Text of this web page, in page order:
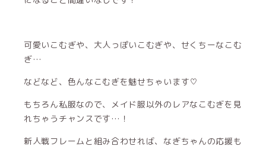
可愛いこむぎや、大人っぽいこむぎや、せくちーなこむ
ぎ…
などなど、色んなこむぎを魅せちゃいます♡
もちろん私服なので、メイド服以外のレアなこむぎを見
れちゃうチャンスです…！
新人戦フレームと組み合わせれば、なぎちゃんの応援も